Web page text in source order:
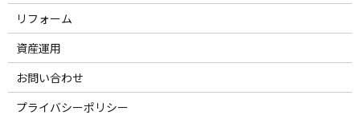
リフォーム
資産運用
お問い合わせ
プライバシーポリシー